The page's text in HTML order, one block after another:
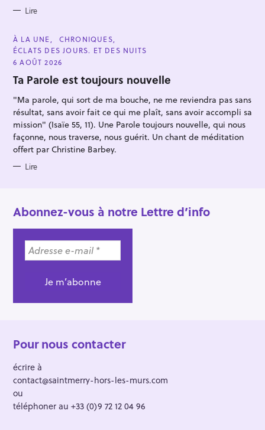
Lire
C
A
T
E
O
R
E
À LA UNE
CHRONIQUES
ÉCLATS DES JOURS. ET DES NUITS
6 AOÛT 2026
Ta Parole est toujours nouvelle
"Ma parole, qui sort de ma bouche, ne me reviendra pas sans
résultat, sans avoir fait ce qui me plaît, sans avoir accompli sa
mission" (Isaïe 55, 11). Une Parole toujours nouvelle, qui nous
façonne, nous traverse, nous guérit. Un chant de méditation
offert par Christine Barbey.
Lire
Abonnez-vous à notre Lettre d’info
Pour nous contacter
écrire à
contact@saintmerry-hors-les-murs.com
ou
téléphoner au +33 (0)9 72 12 04 96